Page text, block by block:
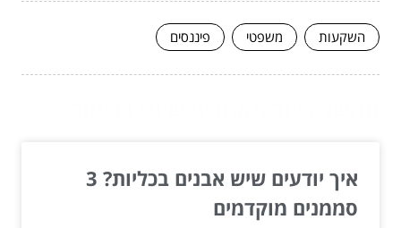
השקעות משפטי פיננסים
איך יודעים שיש אבנים בכליות? 3
סממנים מוקדמים